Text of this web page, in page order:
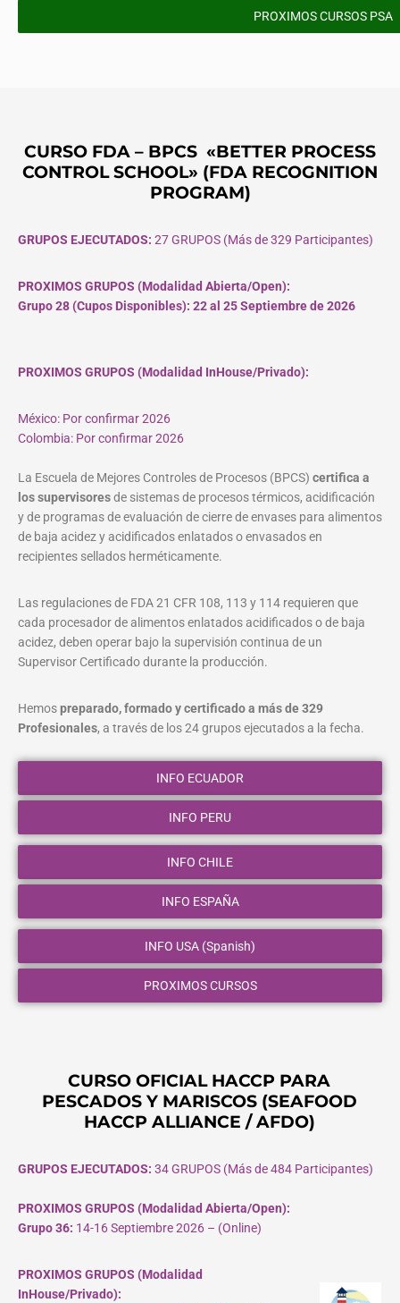
PROXIMOS CURSOS PSA
CURSO FDA – BPCS «BETTER PROCESS
CONTROL SCHOOL» (FDA RECOGNITION
PROGRAM)
GRUPOS EJECUTADOS: 27 GRUPOS (Más de 329 Participantes)
PROXIMOS GRUPOS (Modalidad Abierta/Open):
Grupo 28 (Cupos Disponibles): 22 al 25 Septiembre de 2026
PROXIMOS GRUPOS (Modalidad InHouse/Privado):
México: Por confirmar 2026
Colombia: Por confirmar 2026
La Escuela de Mejores Controles de Procesos (BPCS) certifica a
los supervisoresde sistemas de procesos térmicos, acidificación
y de programas de evaluación de cierre de envases para alimentos
de baja acidez y acidificados enlatados o envasados en
recipientes sellados herméticamente.
Las regulaciones de FDA 21 CFR 108, 113 y 114 requieren que
cada procesador de alimentos enlatados acidificados o de baja
acidez, deben operar bajo la supervisión continua de un
Supervisor Certificado durante la producción.
Hemospreparado, formado y certificado a más de 329
Profesionales, a través de los 24 grupos ejecutados a la fecha.
INFO ECUADOR
INFO PERU
INFO CHILE
INFO ESPAÑA
INFO USA (Spanish)
PROXIMOS CURSOS
CURSO OFICIAL HACCP PARA
PESCADOS Y MARISCOS (SEAFOOD
HACCP ALLIANCE / AFDO)
GRUPOS EJECUTADOS: 34 GRUPOS (Más de 484 Participantes)
PROXIMOS GRUPOS (Modalidad Abierta/Open):
Grupo 36: 14-16 Septiembre 2026 – (Online)
PROXIMOS GRUPOS (Modalidad
InHouse/Privado):